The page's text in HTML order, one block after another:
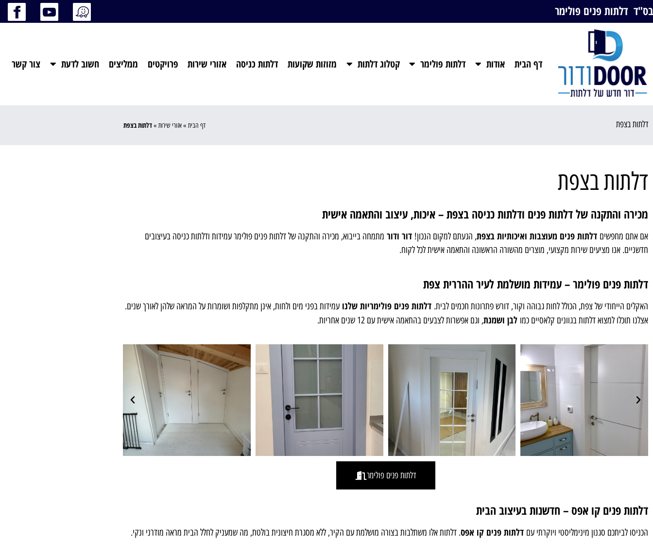
בס"ד דלתות פנים פולימר
דף הבית אודות דלתות פולימר קטלוג דלתות מזוזות שקועות דלתות כניסה אזורי שירות פרויקטים ממליצים חשוב לדעת צור קשר
דלתות בצפת דף הבית »אזורי שירות »דלתות בצפת
דלתות בצפת
מכירה והתקנה של דלתות פנים ודלתות כניסה בצפת – איכות, עיצוב והתאמה אישית
אם אתם מחפשים דלתות פנים מעוצבות ואיכותיות בצפת, הגעתם למקום הנכון! דור ודור מתמחה בייבוא, מכירה והתקנה של דלתות פנים פולימר עמידות ודלתות כניסה בעיצובים
חדשניים. אנו מציעים שירות מקצועי, מוצרים מהשורה הראשונה והתאמה אישית לכל לקוח.
דלתות פנים פולימר – עמידות מושלמת לעיר ההררית צפת
האקלים הייחודי של צפת, הכולל לחות גבוהה וקור, דורש פתרונות חכמים לבית. דלתות פנים פולימריות שלנו עמידות בפני מים ולחות, אינן מתקלפות ושומרות על המראה שלהן לאורך שנים.
אצלנו תוכלו למצוא דלתות בגוונים קלאסיים כמו לבן ושמנת, וגם אפשרות לצבעים בהתאמה אישית עם 12 שנים אחריות.
דלתות פנים פולימר
דלתות פנים קו אפס – חדשנות בעיצוב הבית
הכניסו לביתכם סגנון מינימליסטי ויוקרתי עם דלתות פנים קו אפס. דלתות אלו משתלבות בצורה מושלמת עם הקיר, ללא מסגרת חיצונית בולטת, מה שמעניק לחלל הבית מראה מודרני ונקי.